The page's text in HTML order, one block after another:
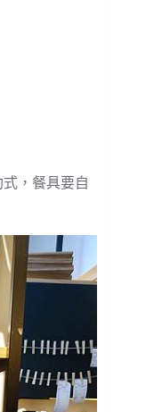
，餐具要自